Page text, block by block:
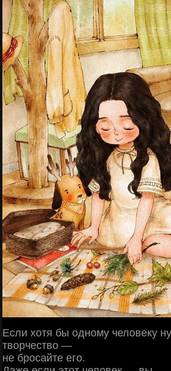
Если хотя бы одному человеку
творчество —
не бросайте его.